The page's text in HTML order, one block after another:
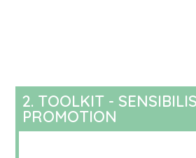
2. TOOLKIT -
PROMOTION